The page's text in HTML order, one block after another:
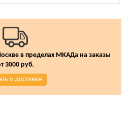
в пределах МКАДа на заказы
3000 руб.
о доставке